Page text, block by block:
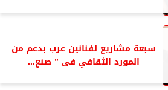
سبعة مشاريع لفنانين عرب بدعم من
المورد الثقافي فى ” صنع...